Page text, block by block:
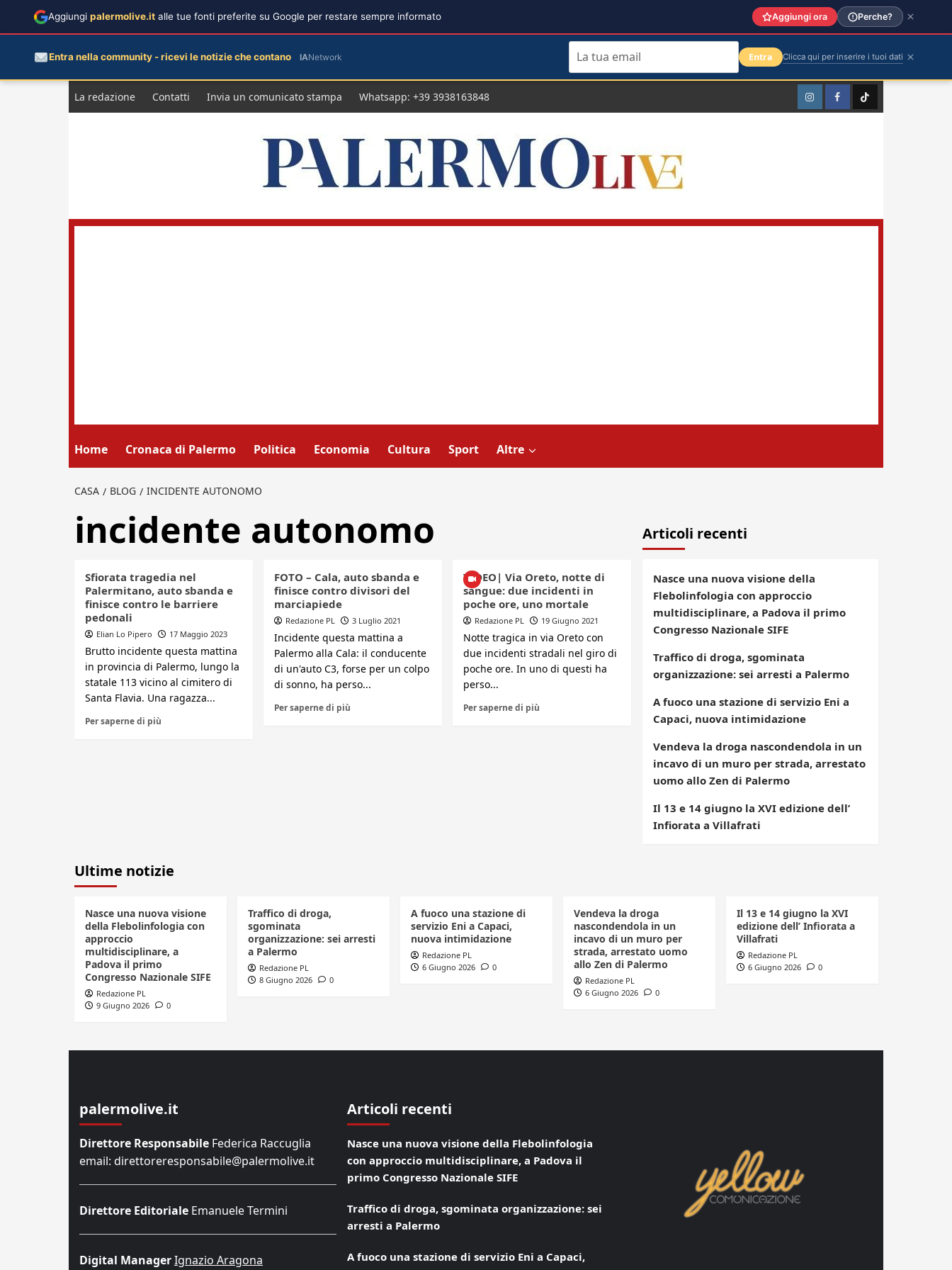
La redazione Contatti Invia un comunicato stampa Whatsapp: +39 3938163848 InstagramFacebookTikTok
Home Cronaca di Palermo Politica Economia Cultura Sport Altre
CASA BLOG INCIDENTE AUTONOMO
incidente autonomo
Sfiorata tragedia nel
Palermitano, auto sbanda e
finisce contro le barriere
pedonali
Elian Lo Pipero 17 Maggio 2023
Brutto incidente questa mattina
in provincia di Palermo, lungo la
statale 113 vicino al cimitero di
Santa Flavia. Una ragazza...
Per saperne di più
FOTO – Cala, auto sbanda e
finisce contro divisori del
marciapiede
Redazione PL 3 Luglio 2021
Incidente questa mattina a
Palermo alla Cala: il conducente
di un'auto C3, forse per un colpo
di sonno, ha perso...
Per saperne di più
VIDEO| Via Oreto, notte di
sangue: due incidenti in
poche ore, uno mortale
Redazione PL 19 Giugno 2021
Notte tragica in via Oreto con
due incidenti stradali nel giro di
poche ore. In uno di questi ha
perso...
Per saperne di più
Articoli recenti
Nasce una nuova visione della
Flebolinfologia con approccio
multidisciplinare, a Padova il primo
Congresso Nazionale SIFE
Traffico di droga, sgominata
organizzazione: sei arresti a Palermo
A fuoco una stazione di servizio Eni a
Capaci, nuova intimidazione
Vendeva la droga nascondendola in un
incavo di un muro per strada, arrestato
uomo allo Zen di Palermo
Il 13 e 14 giugno la XVI edizione dell’
Infiorata a Villafrati
Ultime notizie
Nasce una nuova visione
della Flebolinfologia con
approccio
multidisciplinare, a
Padova il primo
Congresso Nazionale SIFE
Redazione PL
9 Giugno 2026
0
Traffico di droga,
sgominata
organizzazione: sei arresti
a Palermo
Redazione PL
8 Giugno 2026
0
A fuoco una stazione di
servizio Eni a Capaci,
nuova intimidazione
Redazione PL
6 Giugno 2026
0
Vendeva la droga
nascondendola in un
incavo di un muro per
strada, arrestato uomo
allo Zen di Palermo
Redazione PL
6 Giugno 2026
0
Il 13 e 14 giugno la XVI
edizione dell’ Infiorata a
Villafrati
Redazione PL
6 Giugno 2026
0
palermolive.it
Direttore Responsabile Federica Raccuglia
email: direttoreresponsabile@palermolive.it
Direttore Editoriale Emanuele Termini
Digital ManagerIgnazio Aragona
Articoli recenti
Nasce una nuova visione della Flebolinfologia
con approccio multidisciplinare, a Padova il
primo Congresso Nazionale SIFE
Traffico di droga, sgominata organizzazione: sei
arresti a Palermo
A fuoco una stazione di servizio Eni a Capaci,
Aggiungi palermolive.it alle tue fonti preferite su Google per restare sempre informato Aggiungi ora Perche?
Entra nella community - ricevi le notizie che contano IANetwork Entra Clicca qui per inserire i tuoi dati